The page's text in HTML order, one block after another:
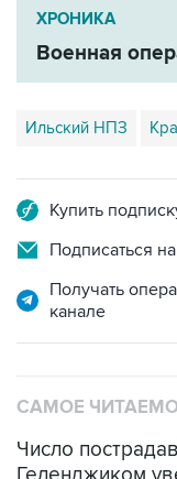
ХРОНИКА
Военная
Ильский НПЗ
Купить
Подписаться
Получать
канале
САМОЕ
Число